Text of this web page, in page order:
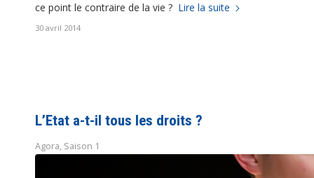
ce point le contraire de la vie ? Lire la suite
30 avril 2014
L’Etat a-t-il tous les droits ?
Agora, Saison 1